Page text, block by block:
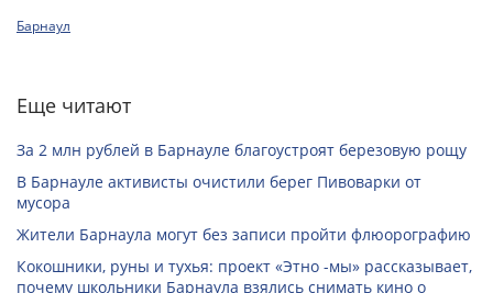
Барнаул
Еще читают
За 2 млн рублей в Барнауле благоустроят березовую рощу
В Барнауле активисты очистили берег Пивоварки от
мусора
Жители Барнаула могут без записи пройти флюорографию
Кокошники, руны и тухья: проект «Этно -мы» рассказывает,
почему школьники Барнаула взялись снимать кино о